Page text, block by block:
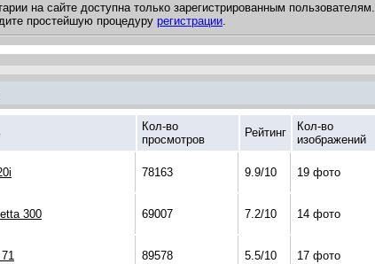
на сайте доступна только зарегистрированным пользователям.
простейшую процедуру регистрации.
Кол-во
просмотров
Рейтинг
Кол-во
изображений
78163 9.9/10 19 фото
300 69007 7.2/10 14 фото
89578 5.5/10 17 фото